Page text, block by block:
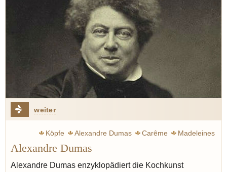
weiter
Köpfe Alexandre Dumas Carême
Madeleines
Proust Marcel
Koch
Zeit
Literatur Aufklärung
Varenne françois-pierre de la
Alexandre Dumas
Alexandre Dumas enzyklopädiert die Kochkunst